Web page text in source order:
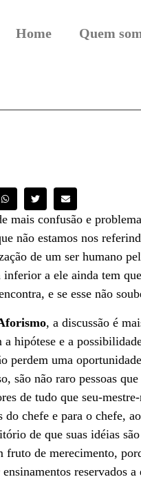
Home Quem
mais confusão e
não estamos nos
de um ser humano
inferior a ele ainda tem
e se esse não
, a discussão é
a hipótese e a
perdem uma
são não raro pessoas
de tudo que seu-
do chefe e para o chefe,
de que suas idéias
fruto de merecimento,
ensinamentos reservados